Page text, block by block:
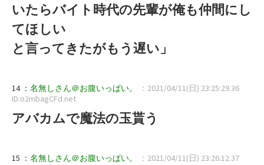
いたらバイト時代の先輩が俺も仲間にし
てほしい
と言ってきたがもう遅い」
14 ： 名無しさん＠お腹いっぱい。
：2021/04/11(日) 23:25:29.36
ID:o2mbagCFd.net
アバカムで魔法の玉貰う
15 ： 名無しさん＠お腹いっぱい。
：2021/04/11(日) 23:26:12.37